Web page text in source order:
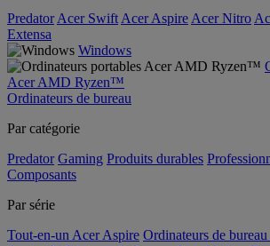
Predator Acer Swift Acer Aspire Acer Nitro
Extensa
Windows
Acer AMD Ryzen™
Ordinateurs de bureau
Par catégorie
Predator Gaming Produits durables
Composants
Par série
Tout-en-un Acer Aspire Ordinateurs de